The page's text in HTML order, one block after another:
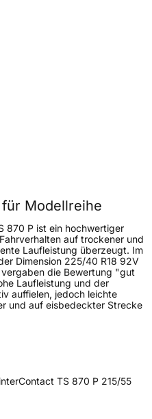
P
Modellreihe
870 P ist ein hochwertiger
auf trockener und
Laufleistung überzeugt. Im
Dimension 225/40 R18 92V
die Bewertung "gut
Laufleistung und der
auffielen, jedoch leichte
und auf eisbedeckter Strecke
TS 870 P 215/55